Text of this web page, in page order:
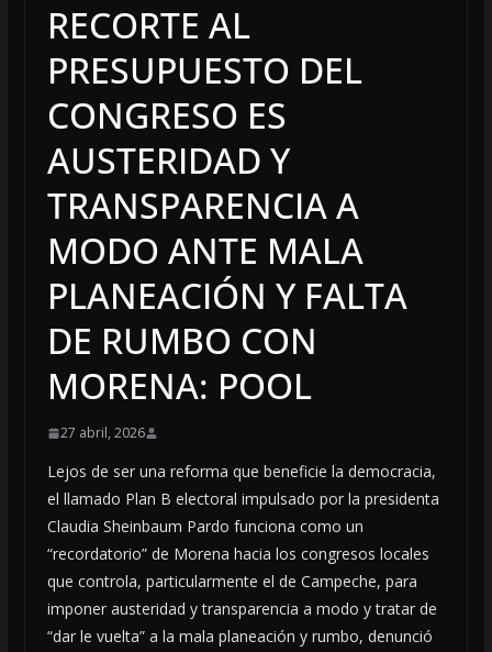
RECORTE AL
PRESUPUESTO DEL
CONGRESO ES
AUSTERIDAD Y
TRANSPARENCIA A
MODO ANTE MALA
PLANEACIÓN Y FALTA
DE RUMBO CON
MORENA: POOL
27 abril, 2026
Lejos de ser una reforma que beneficie la democracia,
el llamado Plan B electoral impulsado por la presidenta
Claudia Sheinbaum Pardo funciona como un
“recordatorio” de Morena hacia los congresos locales
que controla, particularmente el de Campeche, para
imponer austeridad y transparencia a modo y tratar de
“dar le vuelta” a la mala planeación y rumbo, denunció